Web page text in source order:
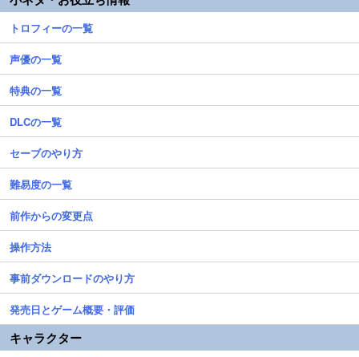
トロフィーの一覧
声優の一覧
特典の一覧
DLCの一覧
セーブのやり方
難易度の一覧
前作からの変更点
操作方法
事前ダウンロードのやり方
発売日とゲーム概要・評価
キャラクター